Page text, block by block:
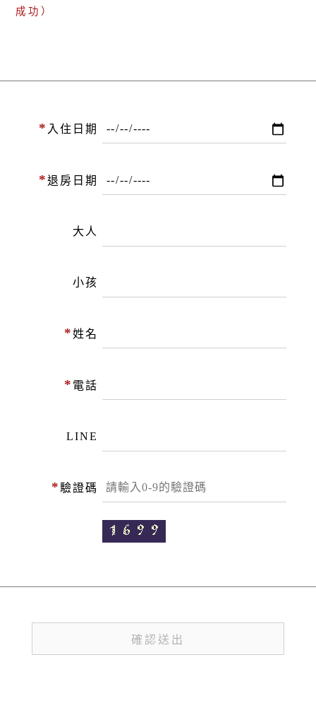
成功）
* 入住日期
*退房日期
大人
小孩
*姓名
* 電話
LINE
* 驗證碼